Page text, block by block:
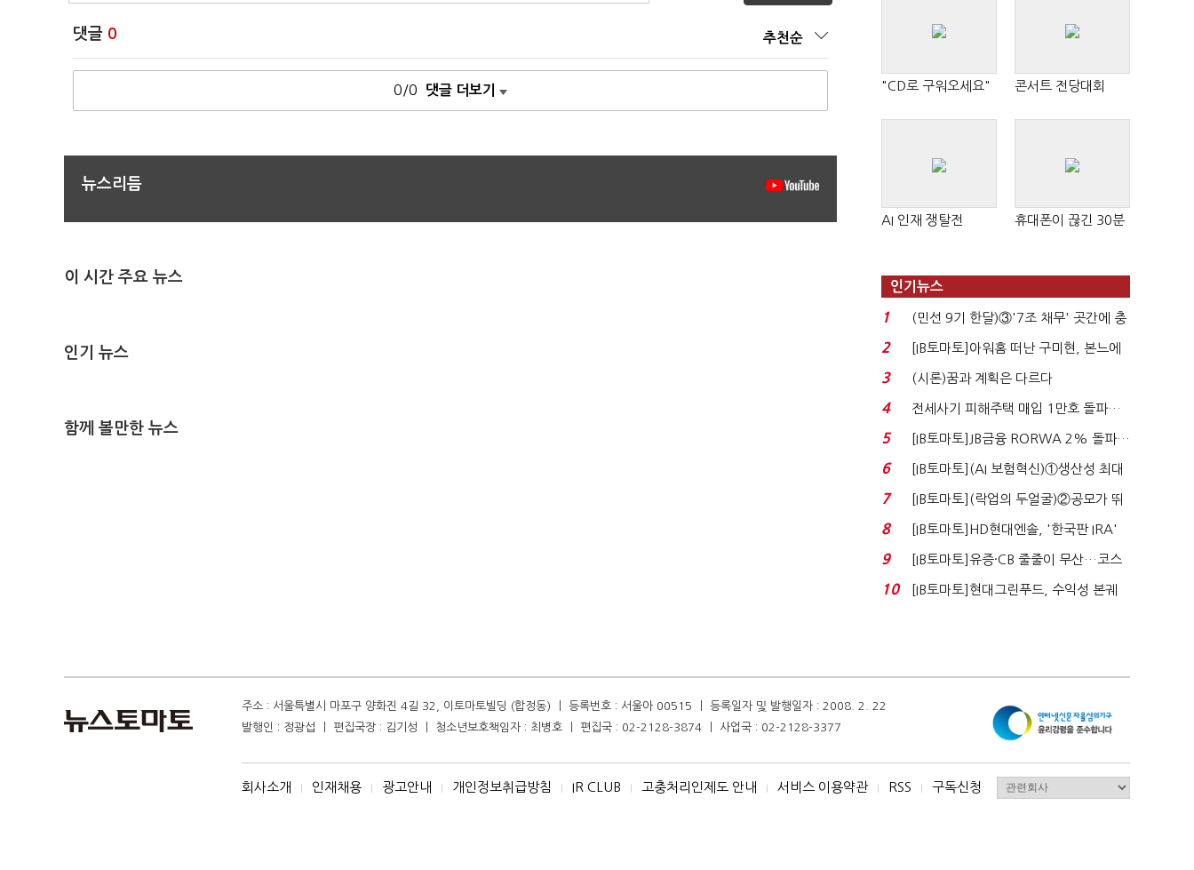
댓글 0 추천순
0/0 댓글 더보기
뉴스리듬
이 시간 주요 뉴스
인기 뉴스
함께 볼만한 뉴스
"CD로 구워오세요" 콘서트 전당대회
AI 인재 쟁탈전 휴대폰이 끊긴 30분
인기뉴스
1
(민선 9기 한달)③'7조 채무' 곳간에 충
격…추미애, 20년...
2
[IB토마토]아워홈 떠난 구미현, 본느에
340억 베팅…가...
3 (시론)꿈과 계획은 다르다
4
전세사기 피해주택 매입 1만호 돌파…
누적 피해자 4만2...
5
[IB토마토]JB금융 RORWA 2% 돌파…
실적 견인은 은행 ...
6
[IB토마토](AI 보험혁신)①생산성 최대
80% 개선…현실...
7
[IB토마토](락업의 두얼굴)②공모가 뛰
자 첫날 매도…FI ...
8
[IB토마토]HD현대엔솔, '한국판 IRA'
수혜 부상…세액공...
9
[IB토마토]유증·CB 줄줄이 무산…코스
닥 벌점 급증에 ...
10
[IB토마토]현대그린푸드, 수익성 본궤
주소 : 서울특별시 마포구 양화진 4길 32, 이토마토빌딩 (합정동) ㅣ 등록번호 : 서울아 00515 ㅣ 등록일자 및 발행일자 : 2008. 2. 22
발행인 : 정광섭 ㅣ 편집국장 : 김기성 ㅣ 청소년보호책임자 : 최병호 ㅣ 편집국 : 02-2128-3874 ㅣ 사업국 : 02-2128-3377
회사소개 I 인재채용 I 광고안내 I 개인정보취급방침 I IR CLUB I 고충처리인제도 안내 I 서비스 이용약관 I RSS I 구독신청